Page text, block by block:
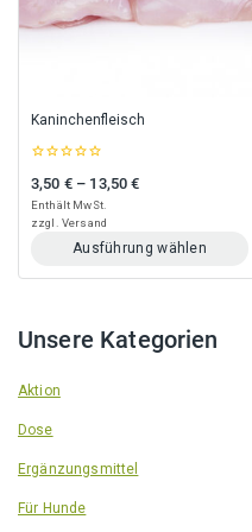
Kaninchenfleisch
out
of
3,50 € – 13,50€Preisspanne: 3,50 € bis 13,50 €
Enthält MwSt.
zzgl. Versand
Ausführung wählen
Dieses
mehrere
auf.
Optionen
auf
der
Unsere Kategorien
Aktion
Dose
Ergänzungsmittel
Für Hunde